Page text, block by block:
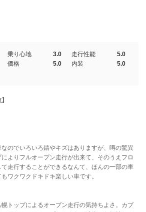
乗り心地 3.0 走行性能
5.0
価格 5.0 内装
5.0
のでいろいろ錆やキズはありますが、噂の驚異
よりフルオープン走行が出来て、そのうえフロ
走行することができるなんて、ほんの一部の車
ワクワクドキドキ楽しい車です。
トップによるオープン走行の気持ちよさ。カプ